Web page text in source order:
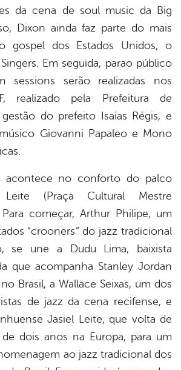
da cena de soul music da Big
Dixon ainda faz parte do mais
gospel dos Estados Unidos, o
Em seguida, parao público
sessions serão realizadas nos
realizado pela Prefeitura de
do prefeito Isaías Régis, e
Giovanni Papaleo e Mono
acontece no conforto do palco
(Praça Cultural Mestre
começar, Arthur Philipe, um
“crooners” do jazz tradicional
se une a Dudu Lima, baixista
que acompanha Stanley Jordan
Brasil, a Wallace Seixas, um dos
de jazz da cena recifense, e
Jasiel Leite, que volta de
dois anos na Europa, para um
ao jazz tradicional dos